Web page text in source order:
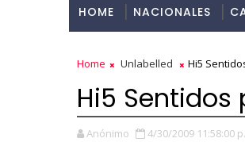
HOME NACIONALES
Home Unlabelled Hi5
Hi5
Anónimo 4/30/2009 11:58:00